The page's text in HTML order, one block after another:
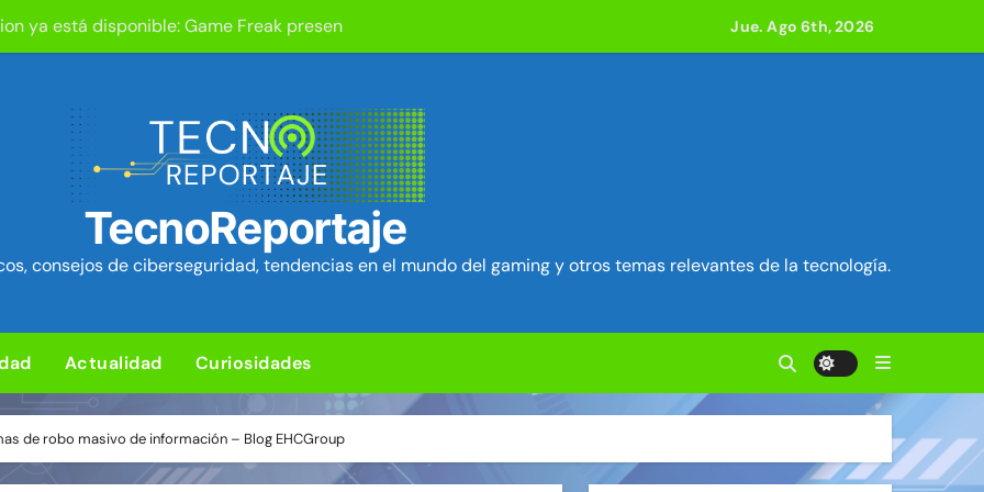
ya está disponible: Game Freak presenta su nuevo RPG de acción
en cPanel permite ejecutar SQL como root (extra: vulnerabilidad en Exim) ~ Segu-Info
para sorprender con pocos ingredientes
ciberataques que interrumpen los servicios de agua en Estados Unidos ~ Segu-Info
84 fallos en los núcleos 4G y 5G, incluido un fallo de secuestro de sesión ~ Segu-Info
Android baratos se hacen pasar por teléfonos y se convierten en servidores proxy. ~ Segu-Info
corrigen 1.442 fallos, más que las 23 actualizaciones anteriores juntas ~ Segu-Info
en el kernel de Linux (OVSwrap) con exploit activo afecta 800 compilaciones
Jue. Ago 6th, 2026
TecnoReportaje
consejos de ciberseguridad, tendencias en el mundo del gaming y otros temas relevantes de la tecnología.
Actualidad Curiosidades
de robo masivo de información – Blog EHCGroup